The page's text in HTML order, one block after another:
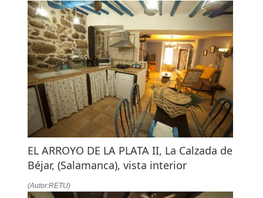
EL ARROYO DE LA PLATA II, La Calzada de
Béjar, (Salamanca), vista interior
(Autor:RETU)